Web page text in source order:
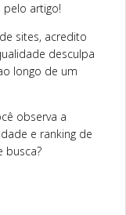
pelo artigo!
sites, acredito
desculpa
longo de um
observa a
e ranking de
busca?